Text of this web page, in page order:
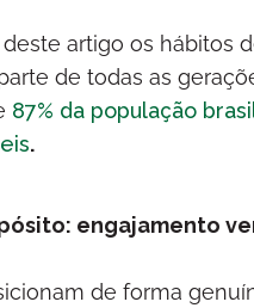
artigo os hábitos
de todas as
87% da população
.
engajamento
de forma